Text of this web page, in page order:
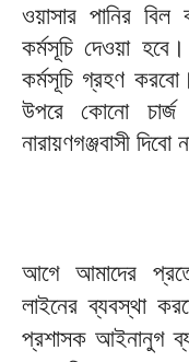
ওয়াসার পানির বিল
কর্মসূচি দেওয়া
কর্মসূচি গ্রহণ
উপরে কোনো
নারায়ণগঞ্জবাসী দিবো
আগে আমাদের
লাইনের ব্যবস্থা
প্রশাসক আইনানুগ